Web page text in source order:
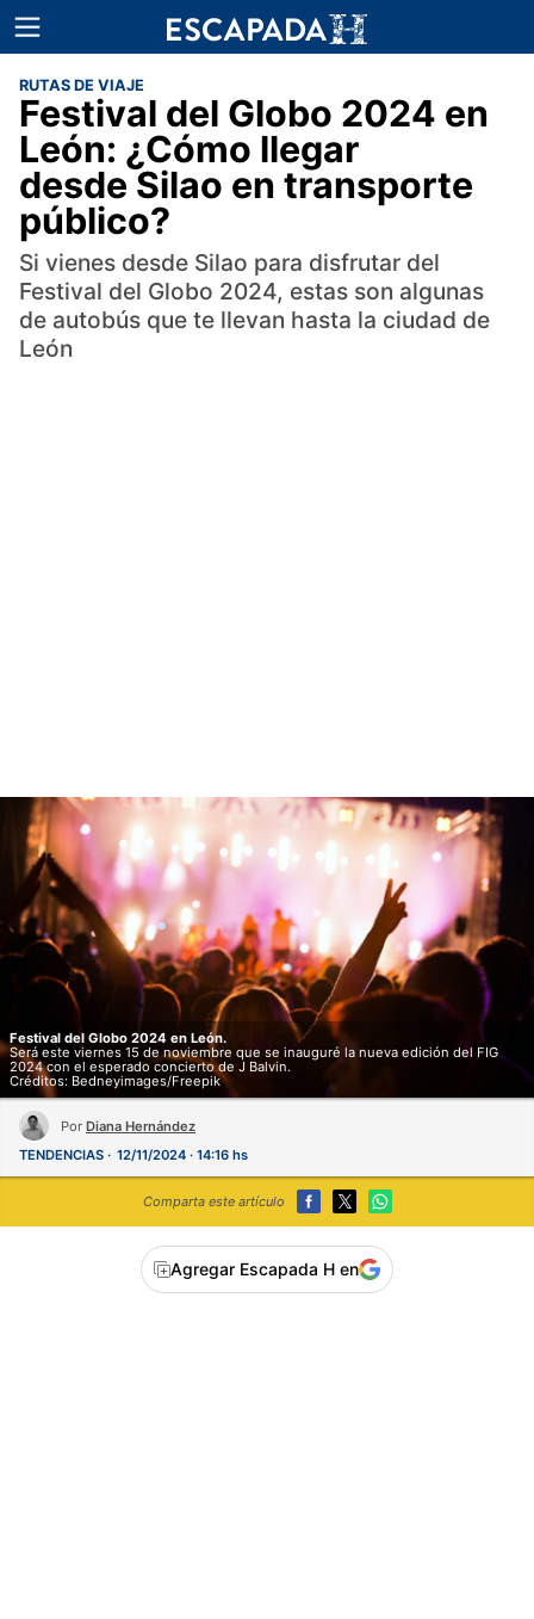
RUTAS DE VIAJE
Festival del Globo 2024 en
León: ¿Cómo llegar
desde Silao en transporte
público?
Si vienes desde Silao para disfrutar del
Festival del Globo 2024, estas son algunas
de autobús que te llevan hasta la ciudad de
León
Festival del Globo 2024 en León.
Será este viernes 15 de noviembre que se inauguré la nueva edición del FIG
2024 con el esperado concierto de J Balvin.
Créditos: Bedneyimages/Freepik
Por Diana Hernández
TENDENCIAS
12/11/2024 · 14:16 hs
Comparta este artículo
Agregar Escapada H en